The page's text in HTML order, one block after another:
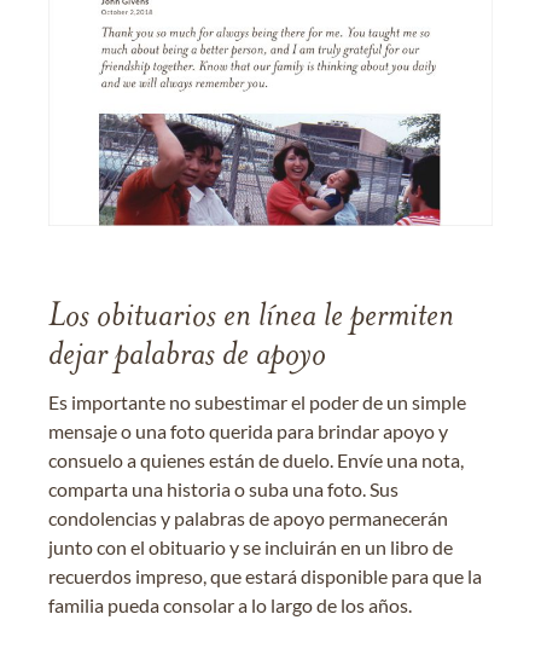
Los obituarios en línea le permiten
dejar palabras de apoyo
Es importante no subestimar el poder de un simple
mensaje o una foto querida para brindar apoyo y
consuelo a quienes están de duelo. Envíe una nota,
comparta una historia o suba una foto. Sus
condolencias y palabras de apoyo permanecerán
junto con el obituario y se incluirán en un libro de
recuerdos impreso, que estará disponible para que la
familia pueda consolar a lo largo de los años.